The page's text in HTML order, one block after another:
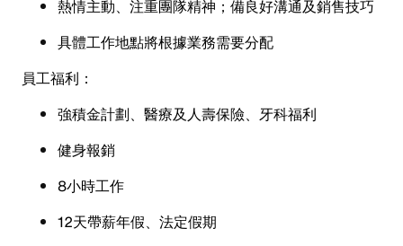
熱情主動、注重團隊精神；備良好溝通及銷售技巧
具體工作地點將根據業務需要分配
員工福利：
強積金計劃、醫療及人壽保險、牙科福利
健身報銷
8小時工作
12天帶薪年假、法定假期